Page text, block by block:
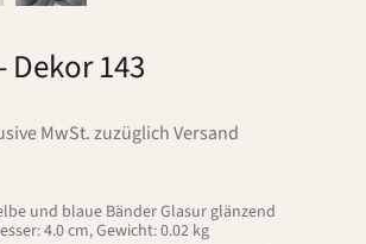
- Dekor 143
MwSt. zuzüglich Versand
und blaue Bänder Glasur glänzend
4.0 cm, Gewicht: 0.02 kg